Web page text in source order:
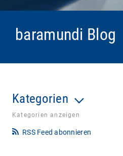
baramundi Blog
Kategorien
Kategorien anzeigen
RSS Feed abonnieren